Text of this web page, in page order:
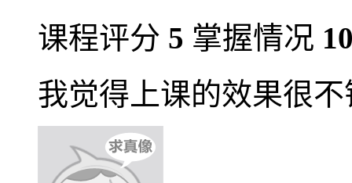
课程评分 5 掌握情况
我觉得上课的效果很